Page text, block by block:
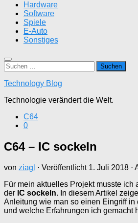
Hardware
Software
Spiele
E-Auto
Sonstiges
Suchen
nach:
Technology Blog
Technologie verändert die Welt.
C64
0
C64 – IC sockeln
von ziagl · Veröffentlicht 1. Juli 2018 ·
Für mein aktuelles Projekt musste ich
der IC sockeln. In diesem Artikel
Anleitung wie man so einen Eingriff
und welche Erfahrungen ich gemacht